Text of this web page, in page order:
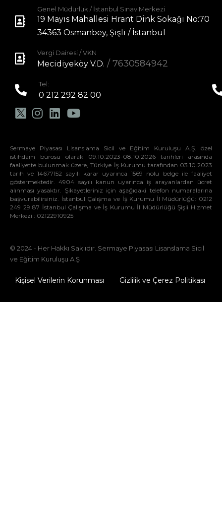
Genel Müdürlük / İstanbul Sınav Merkezi
19 Mayıs Mahallesi Hrant Dink Sokağı No:70
34363 Osmanbey, Şişli / İstanbul
Vergi Dairesi / VKN
Mecidiyeköy V.D. / 7630584942
Tel:
0 212 292 82 00
Sermaye Piyasası Lisanslama Sicil ve Eğitim Kuruluşu A.Ş. özel
istihdam bürosu olarak 09.10.2023-08.10.2026 tarihleri arasında
faaliyette bulunmak üzere, Türkiye İş Kurumu tarafından 03.10.2023
tarih ve 14677152 sayılı karar uyarınca 1569 nolu belge ile faaliyet
göstermektedir. 4904 sayılı kanun uyarınca iş arayanlardan ücret
alınması yasaktır. Şikayetleriniz için aşağıdaki telefon numaralarına
başvurabilirsiniz. İstanbul Çalışma ve İş Kurumu İl Müdürlüğü: 0212
249 29 87 İstanbul Çalışma ve İş Kurumu İl Müdürlüğü Şişli Hizmet
Merkezi : 02122910925
© 2024 - Her Hakkı Saklıdır. Sermaye Piyasası Lisanslama Sicil
ve Eğitim Kuruluşu A.Ş
Kişisel Verilerin Korunması Gizlilik ve Çerez Politikası